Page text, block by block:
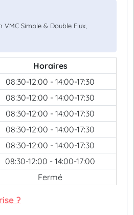
VMC Simple & Double Flux,
Horaires
08:30-12:00 - 14:00-17:30
08:30-12:00 - 14:00-17:30
08:30-12:00 - 14:00-17:30
08:30-12:00 - 14:00-17:30
08:30-12:00 - 14:00-17:30
08:30-12:00 - 14:00-17:00
Fermé
?